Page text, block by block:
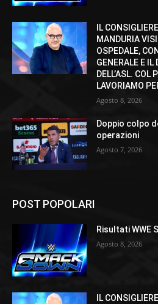
IL
MANDURIA
OSPEDALE,
GENERALE E
DELL’ASL. COL
LAVORIAMO
Agosto 8, 2026
Doppio colpo
operazioni
Agosto 7, 2026
POST POPOLARI
Risultati WWE
Agosto 8, 2026
IL